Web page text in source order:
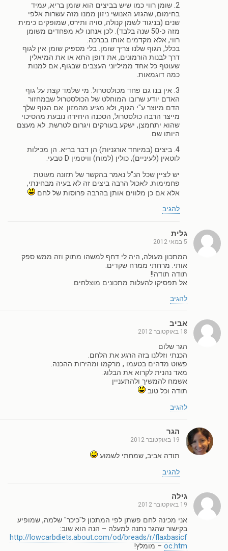
2. שומן רווי כמו שיש בביצים הוא שומן בריא, עמיד
בחימום, שהגזע האנושי ניזון ממנו מזה עשרות אלפי
שנים (בניגוד לשמן קנולה, סויה ותירס, שמופקים כימית
מזה כ-50 שנה בלבד). לכן אנחנו לא מפחדים משומן
רווי, אלא מקדמים אותו בברכה.
בכלל, הגוף שלנו צריך שומן. בלי מספיק שומן אין לגוף
דרך לבנות הורמונים, את דופן התא או את המיאלין
שעוטף כל אחד ממיליוני העצבים שבגוף, אם למנות
כמה דוגמאות.
3. אין בנו גם פחד מכולסטרול. מי שלמד קצת על גוף
האדם יודע שרובו המוחלט של הכולסטרול שבמחזור
הדם מיוצר ע"י הגוף, ולא מגיע מהמזון. אם הגוף שלך
מייצר הרבה כולסטרול, הסכנה היחידה נובעת מהסיכוי
שהוא יתחמצן, ישקע בעורקים ויגרום לטרשת. לא מעצם
היותו שם.
4. ביצים (במיוחד אורגניות) הן דבר בריא. הן מכילות
לוטאין (לעיניים), כולין (למוח) וויטמין D טבעי.
יש לציין שכל הנ"ל נאמר בהקשר של תזונה מעוטת
פחמימות. לאכול הרבה ביצים זה לא בעיה מבחינתי,
אלא אם כן מלווים אותן בהרבה פרוסות של לחם
להגיב
גלית
5 במאי 2012
המתכון מעולה, היה לי דחף למשהו מתוק וזה ממש ספק
אותי. מרחתי ממרח שקדים.
תודה תודה!!
אל תפסיקו להעלות מתכונים מוצלחים.
להגיב
אביב
18 באוקטובר 2012
הגר שלום
הכנתי וזללנו בזה הרגע את הלחם.
פשוט מדהים בטעמו , מרקמו ומהירות ההכנה.
מאד נהנית לקרוא את הבלוג.
אשמח להמשיך ולהתעניין
תודה וכל טוב
להגיב
הגר
19 באוקטובר 2012
תודה אביב, שמחתי לשמוע
להגיב
גילה
19 באוקטובר 2012
אני מכינה לחם פשתן לפי המתכון ל"כיכר" שלמה, שמופיע
בקישור שהגר נתנה למעלה – הנה הוא שוב:
http://lowcarbdiets.about.com/od/breads/r/flaxbasicf
oc.htm – מומלץ!